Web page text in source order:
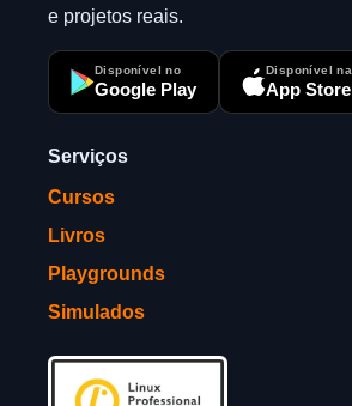
e projetos reais.
Disponível no
Google Play
Disponível na
App Store
Serviços
Cursos
Livros
Playgrounds
Simulados